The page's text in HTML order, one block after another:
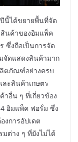
ปีนี้ได้ขยายพื้นที่จัด
นค้าของอิมแพ็ค
ซึ่งถือเป็นการจัด
จัดแสดงสินค้ามาก
ลิตภัณฑ์อย่างครบ
ละสินค้าเกษตร
อื่น ๆ ที่เกี่ยวข้อง
อิมแพ็ค ฟอรั่ม ซึ่ง
การอัปเดต
ต่าง ๆ ที่ยังไม่ได้